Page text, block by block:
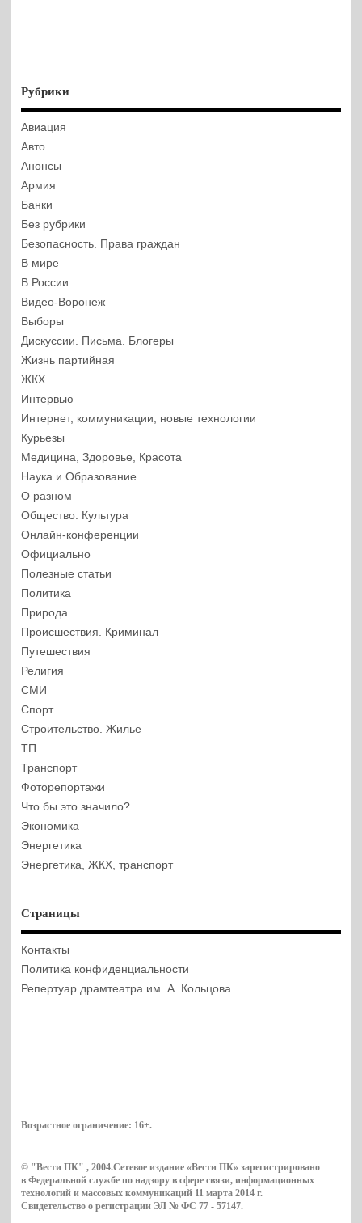
Рубрики
Авиация
Авто
Анонсы
Армия
Банки
Без рубрики
Безопасность. Права граждан
В мире
В России
Видео-Воронеж
Выборы
Дискуссии. Письма. Блогеры
Жизнь партийная
ЖКХ
Интервью
Интернет, коммуникации, новые технологии
Курьезы
Медицина, Здоровье, Красота
Наука и Образование
О разном
Общество. Культура
Онлайн-конференции
Официально
Полезные статьи
Политика
Природа
Происшествия. Криминал
Путешествия
Религия
СМИ
Спорт
Строительство. Жилье
ТП
Транспорт
Фоторепортажи
Что бы это значило?
Экономика
Энергетика
Энергетика, ЖКХ, транспорт
Страницы
Контакты
Политика конфиденциальности
Репертуар драмтеатра им. А. Кольцова
Возрастное ограничение: 16+.
© "Вести ПК" , 2004.Сетевое издание «Вести ПК» зарегистрировано
в Федеральной службе по надзору в сфере связи, информационных
технологий и массовых коммуникаций 11 марта 2014 г.
Свидетельство о регистрации ЭЛ № ФС 77 - 57147.